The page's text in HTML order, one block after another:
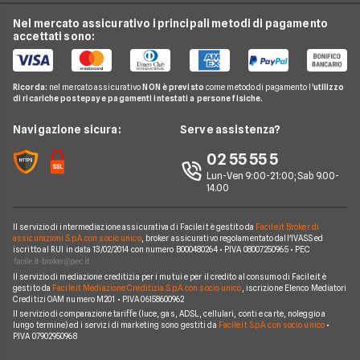
Pay TV
Noleggio Lungo Termine
News
Contatti
Migliori Offerte Luce
Migliori Offerte Gas
Cambio gestore energia
Miglior Fornitore Energia Elettrica
Miglior Fornitore Gas
Eni Plenitude
Acea
Gas Natural
A2A
Edison
Iren
Optima
Sorgenia
Fornitori Energetici
Osservatorio Gas e Luce
Guida Luce e Gas
Domande Luce e Gas
Glossario Gas e Luce
Notizie Luce e Gas
Argomenti in evidenza Gas e Luce
Nel mercato assicurativo i principali metodi di pagamento
accettati sono:
Ricorda: nel mercato assicurativo NON è previsto come metodo di pagamento l'utilizzo
di ricariche postepay e pagamenti intestati a persone fisiche.
Navigazione sicura: Serve assistenza?
02 55 55 5
Lun-Ven 9:00-21:00; Sab 9.00-
14.00
Il servizio di intermediazione assicurativa di Facile.it è gestito da Facile.it Broker di
assicurazioni S.p.A. con socio unico, broker assicurativo regolamentato dall'IVASS ed
iscritto al RUI in data 13/02/2014 con numero B000480264 • P.IVA 08007250965 • PEC
Il servizio di mediazione creditizia per i mutui e per il credito al consumo di Facile.it è
gestito da Facile.it Mediazione Creditizia S.p.A. con socio unico , iscrizione Elenco Mediatori
Creditizi OAM numero M201 • P.IVA 06158600962
Il servizio di comparazione tariffe (luce, gas, ADSL, cellulari, conti e carte, noleggio a
lungo termine) ed i servizi di marketing sono gestiti da Facile.it S.p.A. con socio unico•
P.IVA 07902950968